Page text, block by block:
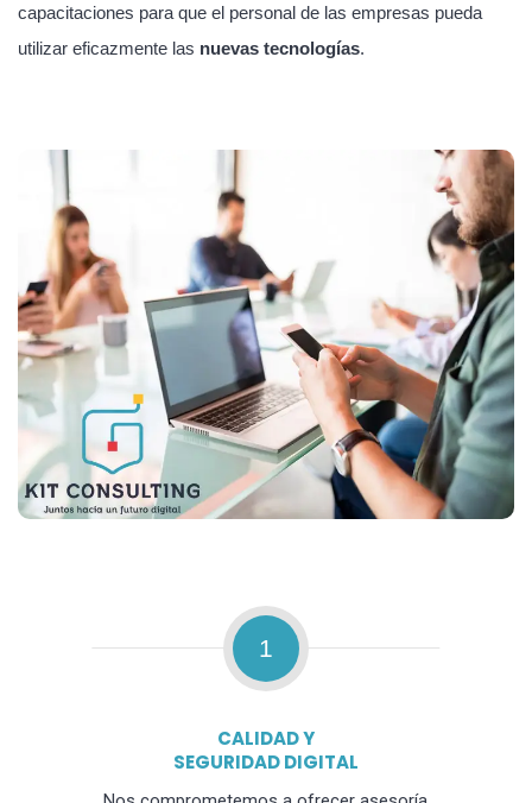
capacitaciones para que el personal de las empresas pueda
utilizar eficazmente las nuevas tecnologías.
1
CALIDAD Y
SEGURIDAD DIGITAL